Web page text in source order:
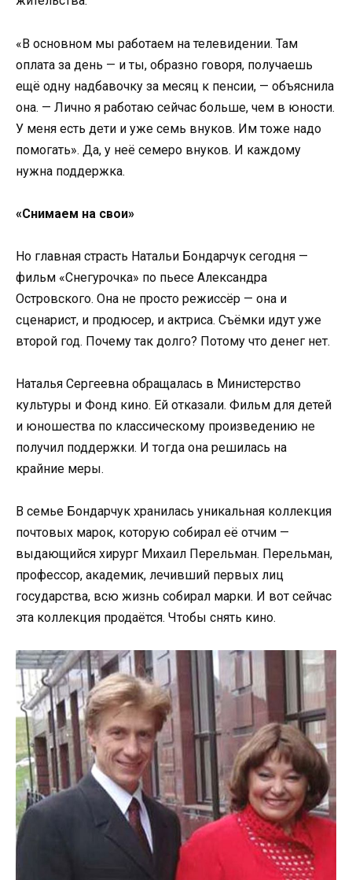
«В основном мы работаем на телевидении. Там
оплата за день — и ты, образно говоря, получаешь
ещё одну надбавочку за месяц к пенсии, — объяснила
она. — Лично я работаю сейчас больше, чем в юности.
У меня есть дети и уже семь внуков. Им тоже надо
помогать». Да, у неё семеро внуков. И каждому
нужна поддержка.
«Снимаем на свои»
Но главная страсть Натальи Бондарчук сегодня —
фильм «Снегурочка» по пьесе Александра
Островского. Она не просто режиссёр — она и
сценарист, и продюсер, и актриса. Съёмки идут уже
второй год. Почему так долго? Потому что денег нет.
Наталья Сергеевна обращалась в Министерство
культуры и Фонд кино. Ей отказали. Фильм для детей
и юношества по классическому произведению не
получил поддержки. И тогда она решилась на
крайние меры.
В семье Бондарчук хранилась уникальная коллекция
почтовых марок, которую собирал её отчим —
выдающийся хирург Михаил Перельман. Перельман,
профессор, академик, лечивший первых лиц
государства, всю жизнь собирал марки. И вот сейчас
эта коллекция продаётся. Чтобы снять кино.